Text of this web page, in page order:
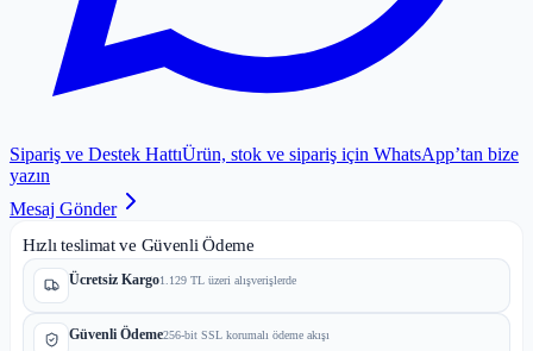
Sipariş ve Destek HattıÜrün, stok ve sipariş için WhatsApp’tan bize
yazın
Mesaj Gönder
Hızlı teslimat ve Güvenli Ödeme
Ücretsiz Kargo1.129 TL üzeri alışverişlerde
Güvenli Ödeme256-bit SSL korumalı ödeme akışı